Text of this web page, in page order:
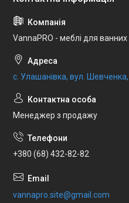
VannaPRO - меблі для
с. Улашанівка, вул.
Менеджер з продажу
+380 (68) 432-82-82
vannapro.site@gmail.com